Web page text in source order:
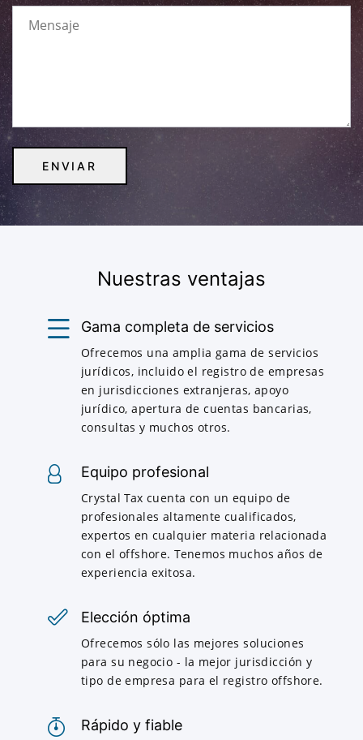
Nuestras ventajas
Gama completa de servicios
Ofrecemos una amplia gama de servicios
jurídicos, incluido el registro de empresas
en jurisdicciones extranjeras, apoyo
jurídico, apertura de cuentas bancarias,
consultas y muchos otros.
Equipo profesional
Crystal Tax cuenta con un equipo de
profesionales altamente cualificados,
expertos en cualquier materia relacionada
con el offshore. Tenemos muchos años de
experiencia exitosa.
Elección óptima
Ofrecemos sólo las mejores soluciones
para su negocio - la mejor jurisdicción y
tipo de empresa para el registro offshore.
Rápido y fiable